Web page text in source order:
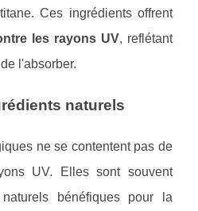
Ces ingrédients offrent
les rayons UV, reflétant
l'absorber.
naturels
ne se contentent pas de
UV. Elles sont souvent
bénéfiques pour la